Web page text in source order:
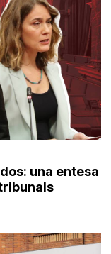
una entesa